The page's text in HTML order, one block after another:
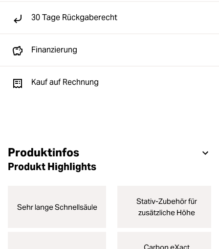
30 Tage Rückgaberecht
Finanzierung
Kauf auf Rechnung
Produktinfos
Produkt Highlights
Sehr lange Schnellsäule
Stativ-Zubehör für
zusätzliche Höhe